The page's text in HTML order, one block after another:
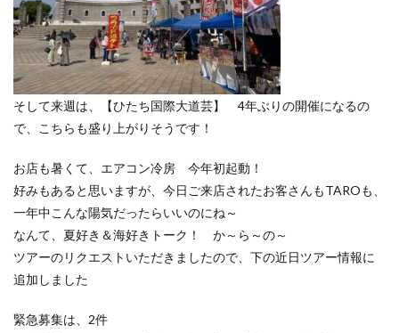
そして来週は、【ひたち国際大道芸】 4年ぶりの開催になるの
で、こちらも盛り上がりそうです！
お店も暑くて、エアコン冷房 今年初起動！
好みもあると思いますが、今日ご来店されたお客さんもTAROも、
一年中こんな陽気だったらいいのにね～
なんて、夏好き＆海好きトーク！ か～ら～の～
ツアーのリクエストいただきましたので、下の近日ツアー情報に
追加しました
緊急募集は、2件